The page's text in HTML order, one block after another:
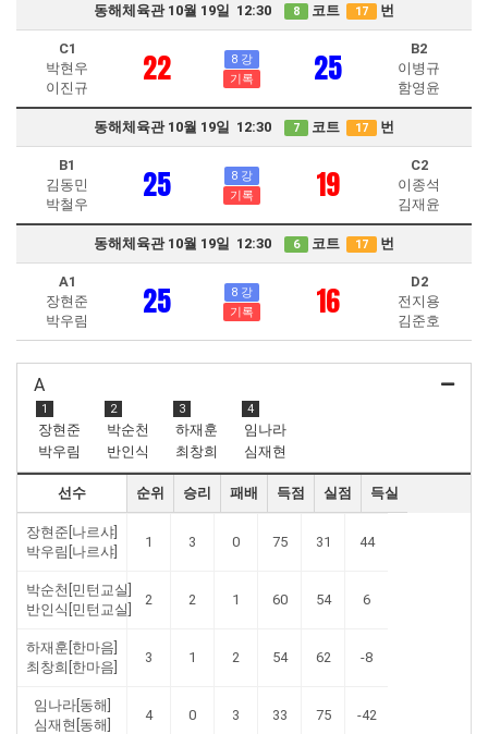
동해체육관 10월 19일 12:30 8 코트 17 번
C1
박현우
이진규
22
8 강
기록
25
B2
이병규
함영윤
동해체육관 10월 19일 12:30 7 코트 17 번
B1
김동민
박철우
25
8 강
기록
19
C2
이종석
김재윤
동해체육관 10월 19일 12:30 6 코트 17 번
A1
장현준
박우림
25
8 강
기록
16
D2
전지용
김준호
A
1
장현준
박우림
2
박순천
반인식
3
하재훈
최창희
4
임나라
심재현
선수 순위 승리 패배 득점 실점 득실
장현준[나르샤]
박우림[나르샤]
1 3 0 75 31 44
박순천[민턴교실]
반인식[민턴교실]
2 2 1 60 54 6
하재훈[한마음]
최창희[한마음]
3 1 2 54 62 -8
임나라[동해]
심재현[동해]
4 0 3 33 75 -42